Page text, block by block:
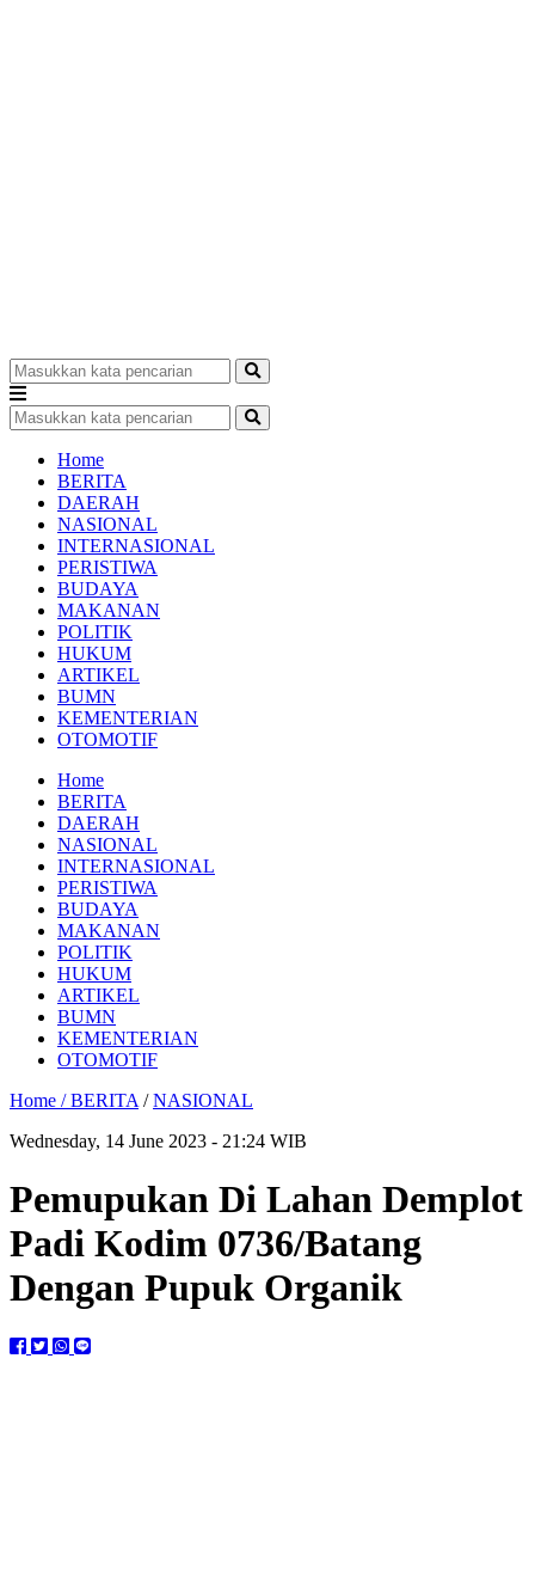
Home
BERITA
DAERAH
NASIONAL
INTERNASIONAL
PERISTIWA
BUDAYA
MAKANAN
POLITIK
HUKUM
ARTIKEL
BUMN
KEMENTERIAN
OTOMOTIF
Home
BERITA
DAERAH
NASIONAL
INTERNASIONAL
PERISTIWA
BUDAYA
MAKANAN
POLITIK
HUKUM
ARTIKEL
BUMN
KEMENTERIAN
OTOMOTIF
Home /BERITA /NASIONAL
Wednesday, 14 June 2023 - 21:24 WIB
Pemupukan Di Lahan Demplot
Padi Kodim 0736/Batang
Dengan Pupuk Organik